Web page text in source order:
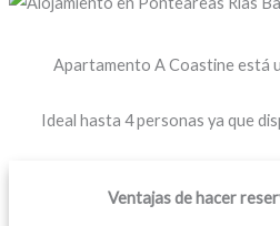
Apartamento A Coastine está
Ideal hasta 4 personas ya que
Ventajas de hacer